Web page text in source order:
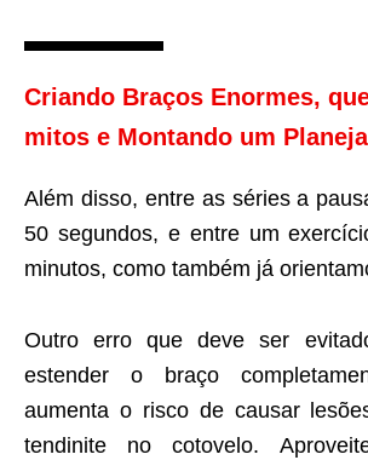
Criando Braços Enormes,
mitos e Montando um
Além disso, entre as séries a
50 segundos, e entre um
minutos, como também já
Outro erro que deve ser
estender o braço
aumenta o risco de causar
tendinite no cotovelo.